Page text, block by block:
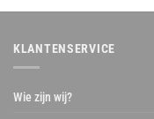
KLANTENSERVICE
Wie zijn wij?